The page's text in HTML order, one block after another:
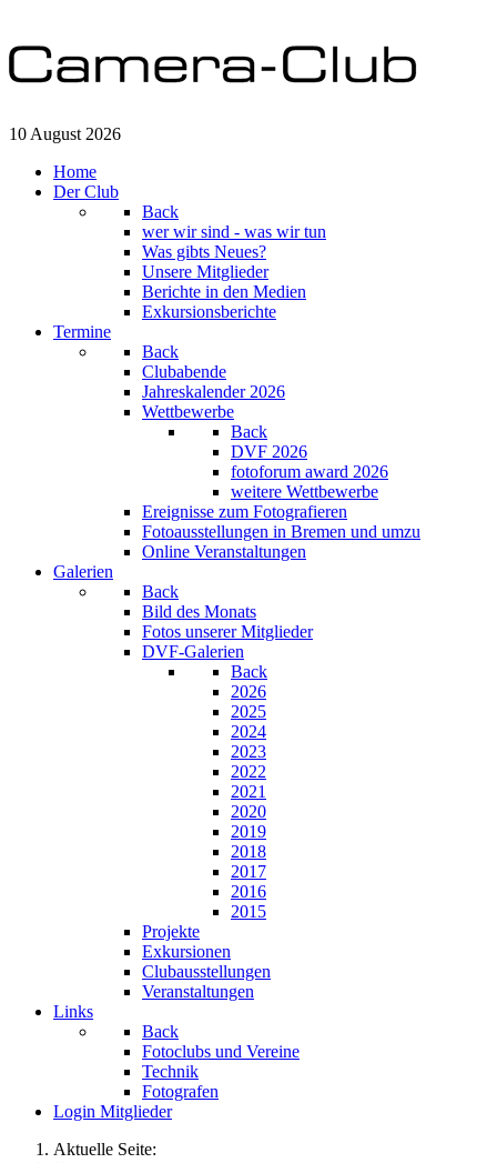
10 August 2026
Home
Der Club
Back
wer wir sind - was wir tun
Was gibts Neues?
Unsere Mitglieder
Berichte in den Medien
Exkursionsberichte
Termine
Back
Clubabende
Jahreskalender 2026
Wettbewerbe
Back
DVF 2026
fotoforum award 2026
weitere Wettbewerbe
Ereignisse zum Fotografieren
Fotoausstellungen in Bremen und umzu
Online Veranstaltungen
Galerien
Back
Bild des Monats
Fotos unserer Mitglieder
DVF-Galerien
Back
2026
2025
2024
2023
2022
2021
2020
2019
2018
2017
2016
2015
Projekte
Exkursionen
Clubausstellungen
Veranstaltungen
Links
Back
Fotoclubs und Vereine
Technik
Fotografen
Login Mitglieder
Aktuelle Seite: